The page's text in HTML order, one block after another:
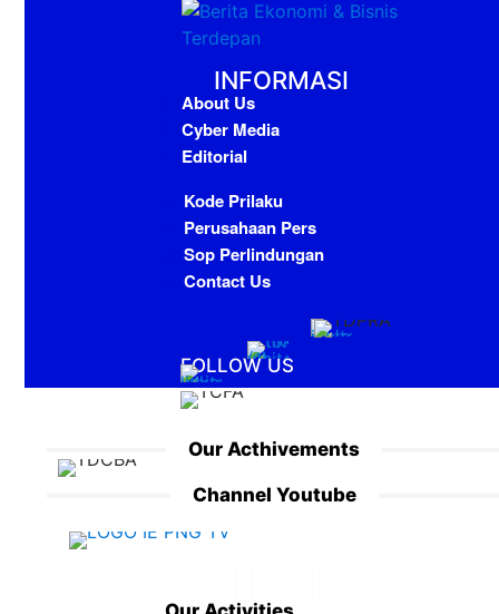
INFORMASI
About Us
Cyber Media
Editorial
Kode Prilaku
Perusahaan Pers
Sop Perlindungan
Contact Us
FOLLOW US
Our Acthivements
Channel Youtube